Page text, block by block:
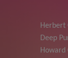
Herbert
Deep
Howard